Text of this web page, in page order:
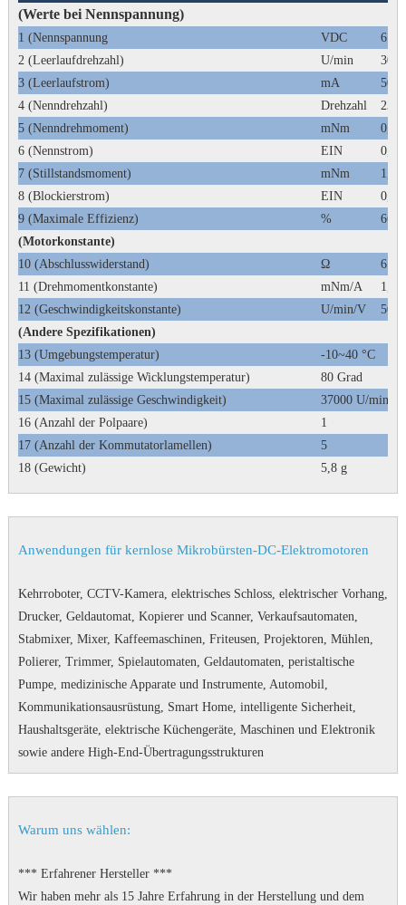
(Werte bei Nennspannung)
1 (Nennspannung VDC
6
2 (Leerlaufdrehzahl)
U/min
3 (Leerlaufstrom)
mA
50
4 (Nenndrehzahl)
Drehzahl
5 (Nenndrehmoment)
mNm
0,4
6 (Nennstrom)
EIN
0,25
7 (Stillstandsmoment)
mNm
1,84
8 (Blockierstrom)
EIN
0,98
9 (Maximale Effizienz)
%
66
(Motorkonstante)
10 (Abschlusswiderstand)
Ω
6.1
11 (Drehmomentkonstante)
mNm/A
1,87
12 (Geschwindigkeitskonstante)
U/min/V
5000
(Andere Spezifikationen)
13 (Umgebungstemperatur)
-10~40 °C
14 (Maximal zulässige Wicklungstemperatur)
80 Grad
15 (Maximal zulässige Geschwindigkeit)
37000 U/min
16 (Anzahl der Polpaare)
1
17 (Anzahl der Kommutatorlamellen)
5
18 (Gewicht)
5,8 g
Anwendungen für kernlose Mikrobürsten-DC-Elektromotoren
Kehrroboter, CCTV-Kamera, elektrisches Schloss, elektrischer Vorhang,
Drucker, Geldautomat, Kopierer und Scanner, Verkaufsautomaten,
Stabmixer, Mixer, Kaffeemaschinen, Friteusen, Projektoren, Mühlen,
Polierer, Trimmer, Spielautomaten, Geldautomaten, peristaltische
Pumpe, medizinische Apparate und Instrumente, Automobil,
Kommunikationsausrüstung, Smart Home, intelligente Sicherheit,
Haushaltsgeräte, elektrische Küchengeräte, Maschinen und Elektronik
sowie andere High-End-Übertragungsstrukturen
Warum uns wählen:
*** Erfahrener Hersteller ***
Wir haben mehr als 15 Jahre Erfahrung in der Herstellung und dem